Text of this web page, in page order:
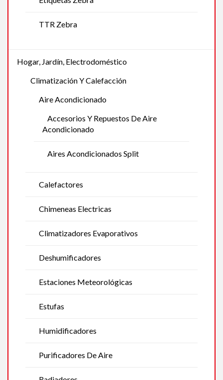
TTR Zebra
Hogar, Jardín, Electrodoméstico
Climatización Y Calefacción
Aire Acondicionado
Accesorios Y Repuestos De Aire
Acondicionado
Aires Acondicionados Split
Calefactores
Chimeneas Electricas
Climatizadores Evaporativos
Deshumificadores
Estaciones Meteorológicas
Estufas
Humidificadores
Purificadores De Aire